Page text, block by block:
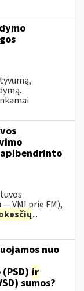
VMI prie FM),
...
nuo
ir
sumos?